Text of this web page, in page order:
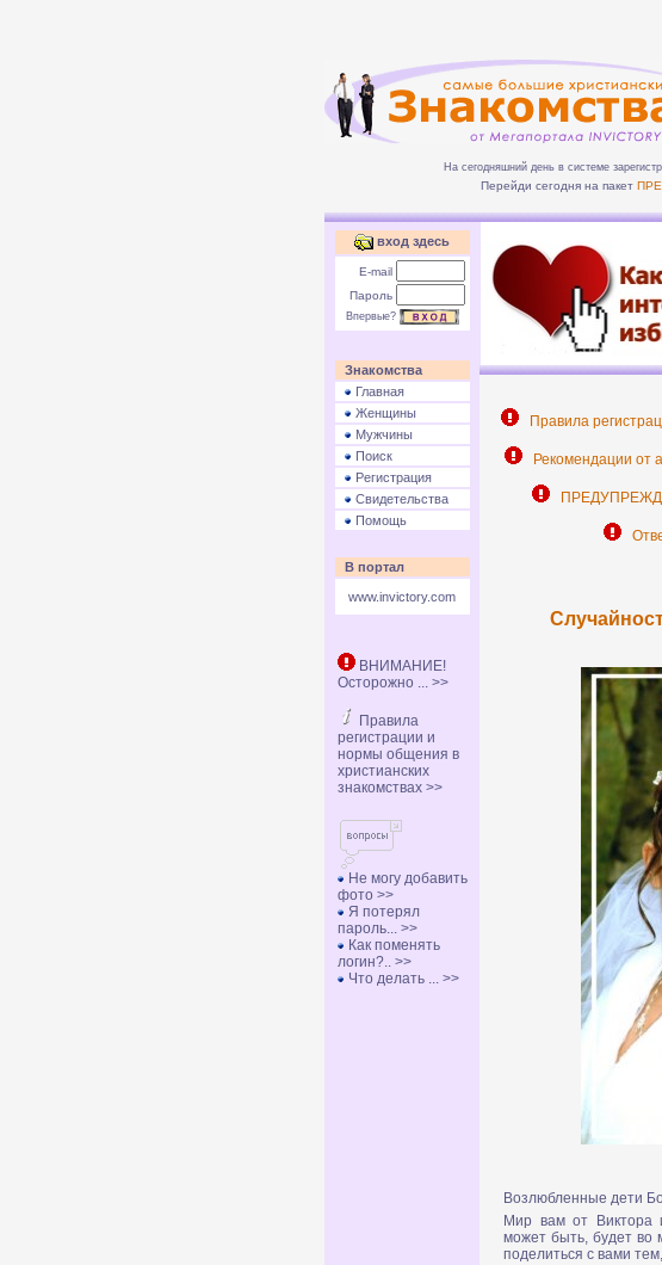
На сегодняшний день в системе
Перейди сегодня на пакет
вход здесь
E-mail
Пароль
Впервые?
Знакомства
Главная
Женщины
Мужчины
Поиск
Регистрация
Свидетельства
Помощь
В портал
www.invictory.com
ВНИМАНИЕ!
Осторожно ... >>
Правила
регистрации и
нормы общения в
христианских
знакомствах >>
Не могу добавить
фото >>
Я потерял
пароль... >>
Как поменять
логин?.. >>
Что делать ... >>
Правила
Рекомендации от
Возлюбленные дети
Мир вам от Виктора
может быть, будет во
поделиться с вами